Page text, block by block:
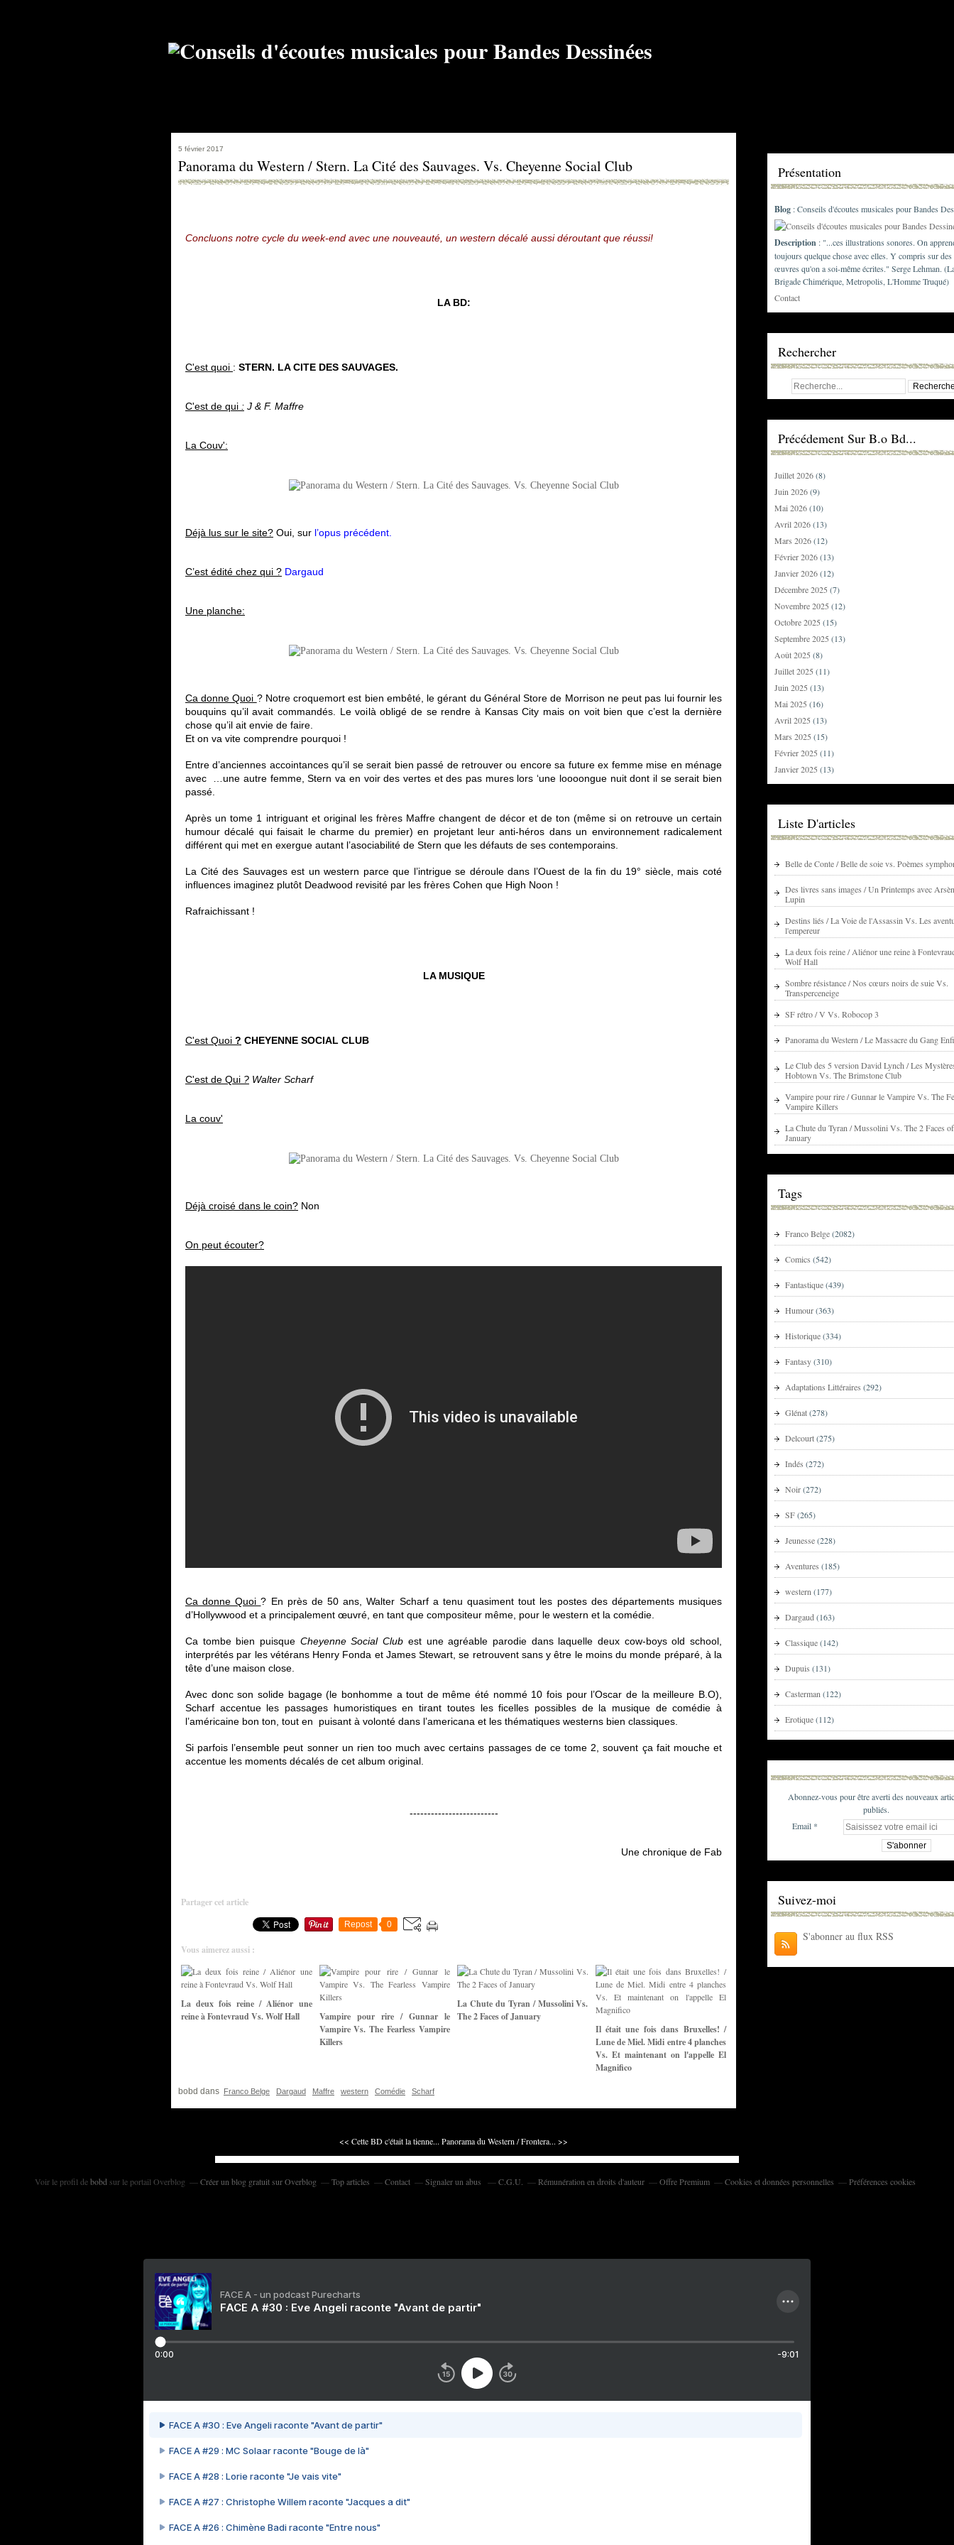
5 février 2017
Panorama du Western / Stern. La Cité des Sauvages. Vs. Cheyenne Social Club
Concluons notre cycle du week-end avec une nouveauté, un western décalé aussi déroutant que réussi!
LA BD:
C'est quoi : STERN. LA CITE DES SAUVAGES.
C'est de qui : J & F. Maffre
La Couv':
Déjà lus sur le site? Oui, sur l’opus précédent.
C’est édité chez qui ? Dargaud
Une planche:
Ca donne Quoi ? Notre croquemort est bien embêté, le gérant du Général Store de Morrison ne peut pas lui fournir les
bouquins qu’il avait commandés. Le voilà obligé de se rendre à Kansas City mais on voit bien que c’est la dernière
chose qu’il ait envie de faire.
Et on va vite comprendre pourquoi !
Entre d’anciennes accointances qu’il se serait bien passé de retrouver ou encore sa future ex femme mise en ménage
avec …une autre femme, Stern va en voir des vertes et des pas mures lors ‘une loooongue nuit dont il se serait bien
passé.
Après un tome 1 intriguant et original les frères Maffre changent de décor et de ton (même si on retrouve un certain
humour décalé qui faisait le charme du premier) en projetant leur anti-héros dans un environnement radicalement
différent qui met en exergue autant l’asociabilité de Stern que les défauts de ses contemporains.
La Cité des Sauvages est un western parce que l’intrigue se déroule dans l’Ouest de la fin du 19° siècle, mais coté
influences imaginez plutôt Deadwood revisité par les frères Cohen que High Noon !
Rafraichissant !
LA MUSIQUE
C'est Quoi ? CHEYENNE SOCIAL CLUB
C'est de Qui ? Walter Scharf
La couv'
Déjà croisé dans le coin? Non
On peut écouter?
Ca donne Quoi? En près de 50 ans, Walter Scharf a tenu quasiment tout les postes des départements musiques
d’Hollywwood et a principalement œuvré, en tant que compositeur même, pour le western et la comédie.
Ca tombe bien puisque Cheyenne Social Club est une agréable parodie dans laquelle deux cow-boys old school,
interprétés par les vétérans Henry Fonda et James Stewart, se retrouvent sans y être le moins du monde préparé, à la
tête d’une maison close.
Avec donc son solide bagage (le bonhomme a tout de même été nommé 10 fois pour l’Oscar de la meilleure B.O),
Scharf accentue les passages humoristiques en tirant toutes les ficelles possibles de la musique de comédie à
l’américaine bon ton, tout en puisant à volonté dans l’americana et les thématiques westerns bien classiques.
Si parfois l’ensemble peut sonner un rien too much avec certains passages de ce tome 2, souvent ça fait mouche et
accentue les moments décalés de cet album original.
-------------------------
Une chronique de Fab
Partager cet article
Repost 0
Vous aimerez aussi :
La deux fois reine / Aliénor une
reine à Fontevraud Vs. Wolf Hall
Vampire pour rire / Gunnar le
Vampire Vs. The Fearless Vampire
Killers
La Chute du Tyran / Mussolini Vs.
The 2 Faces of January
Il était une fois dans Bruxelles! /
Lune de Miel. Midi entre 4 planches
Vs. Et maintenant on l'appelle El
Magnifico
bobd dans Franco Belge Dargaud Maffre western Comédie Scharf
<< Cette BD c'était la tienne... Panorama du Western / Frontera... >>
Présentation
Blog : Conseils d'écoutes musicales pour Bandes
Description : "...ces illustrations sonores. On
toujours quelque chose avec elles. Y compris sur des
œuvres qu'on a soi-même écrites." Serge Lehman.
Brigade Chimérique, Metropolis, L'Homme Truqué)
Contact
Rechercher
Précédement Sur B.o Bd...
Juillet 2026(8)
Juin 2026(9)
Mai 2026(10)
Avril 2026(13)
Mars 2026(12)
Février 2026(13)
Janvier 2026(12)
Décembre 2025 (7)
Novembre 2025 (12)
Octobre 2025 (15)
Septembre 2025 (13)
Août 2025 (8)
Juillet 2025 (11)
Juin 2025 (13)
Mai 2025 (16)
Avril 2025 (13)
Mars 2025 (15)
Février 2025 (11)
Janvier 2025 (13)
Liste D'articles
Belle de Conte / Belle de soie vs. Poèmes
Des livres sans images / Un Printemps avec
Lupin
Destins liés / La Voie de l'Assassin Vs. Les
l'empereur
La deux fois reine / Aliénor une reine à
Wolf Hall
Sombre résistance / Nos cœurs noirs de suie Vs.
Transperceneige
SF rétro / V Vs. Robocop 3
Panorama du Western / Le Massacre du Gang
Le Club des 5 version David Lynch / Les
Hobtown Vs. The Brimstone Club
Vampire pour rire / Gunnar le Vampire Vs. The
Vampire Killers
La Chute du Tyran / Mussolini Vs. The 2 Faces of
January
Tags
Franco Belge(2082)
Comics (542)
Fantastique(439)
Humour(363)
Historique(334)
Fantasy(310)
Adaptations Littéraires (292)
Glénat(278)
Delcourt(275)
Indés (272)
Noir(272)
SF(265)
Jeunesse(228)
Aventures (185)
western (177)
Dargaud (163)
Classique(142)
Dupuis (131)
Casterman (122)
Erotique(112)
Abonnez-vous pour être averti des nouveaux
publiés.
Email
Suivez-moi
S'abonner au flux RSS
Voir le profil debobdsur le portail Overblog Créer un blog gratuit sur Overblog Top articles Contact Signaler un abus C.G.U. Rémunération en droits d'auteur Offre Premium Cookies et données personnelles Préférences cookies
FACE A - un podcast Purecharts
FACE A #30 : Eve Angeli raconte "Avant de partir"
0:00 -9:01
FACE A #30 : Eve Angeli raconte "Avant de partir"
FACE A #29 : MC Solaar raconte "Bouge de là"
FACE A #28 : Lorie raconte "Je vais vite"
FACE A #27 : Christophe Willem raconte "Jacques a dit"
FACE A #26 : Chimène Badi raconte "Entre nous"